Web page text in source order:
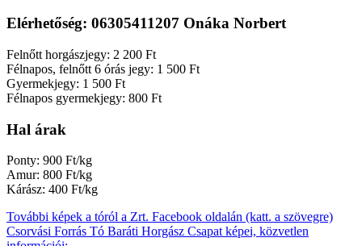
Elérhetőség: 06305411207 Onáka Norbert
Felnőtt horgászjegy: 2 200 Ft
Félnapos, felnőtt 6 órás jegy: 1 500 Ft
Gyermekjegy: 1 500 Ft
Félnapos gyermekjegy: 800 Ft
Hal árak
Ponty: 900 Ft/kg
Amur: 800 Ft/kg
Kárász: 400 Ft/kg
További képek a tóról a Zrt. Facebook oldalán (katt. a szövegre)
Csorvási Forrás Tó Baráti Horgász Csapat képei, közvetlen